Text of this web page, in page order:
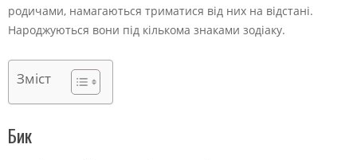
родичами, намагаються триматися від них на відстані.
Народжуються вони під кількома знаками зодіаку.
Зміст
Бик